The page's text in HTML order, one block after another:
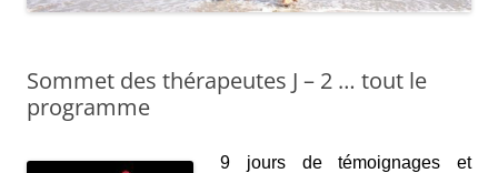
Sommet des thérapeutes J – 2 … tout le
programme
9 jours de témoignages et